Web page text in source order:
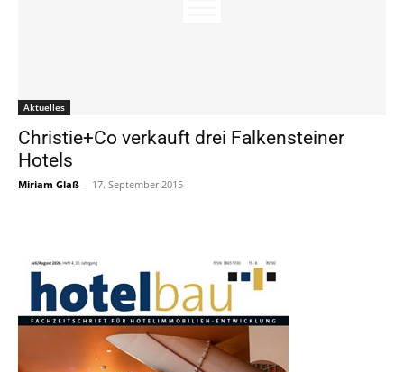
Aktuelles
Christie+Co verkauft drei Falkensteiner
Hotels
Miriam Glaß - 17. September 2015